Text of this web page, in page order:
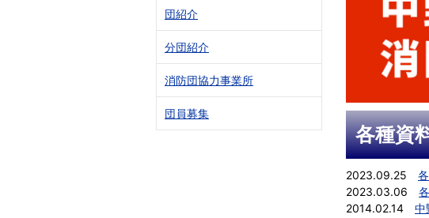
各種資
2023.09.25
2023.03.06
2014.02.14
中
団紹介
分団紹介
消防団協力事業所
団員募集